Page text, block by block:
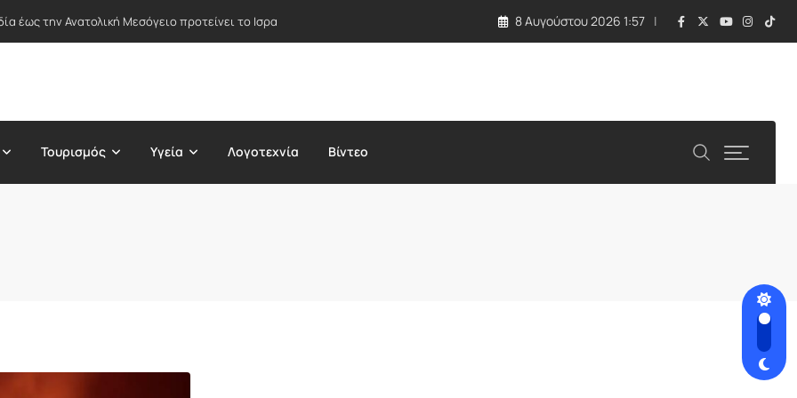
έως την Ανατολική Μεσόγειο προτείνει το Ισραήλ – Στο επίκεντρο Ελλάδα και Κύπρος 8 Αυγούστου 2026 1:57
Τουρισμός Υγεία Λογοτεχνία Βίντεο